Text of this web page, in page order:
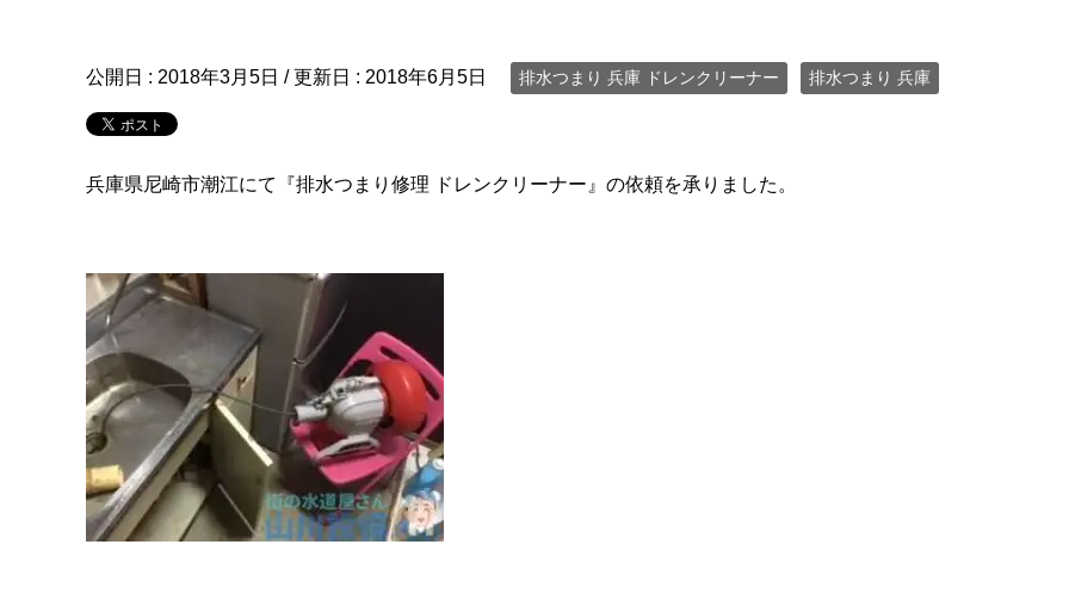
公開日 : 2018年3月5日 / 更新日 : 2018年6月5日 排水つまり 兵庫 ドレンクリーナー 排水つまり 兵庫
兵庫県尼崎市潮江にて『排水つまり修理 ドレンクリーナー』の依頼を承りました。